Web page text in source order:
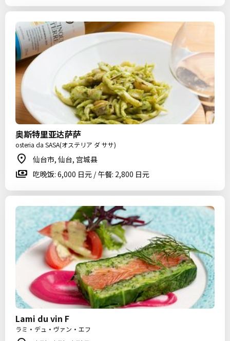
奥斯特里亚达萨萨
osteria da SASA(オステリア ダ ササ)
仙台市, 仙台, 宫城县
吃晚饭: 6,000 日元 / 午餐: 2,800 日元
Lami du vin F
ラミ・デュ・ヴァン・エフ